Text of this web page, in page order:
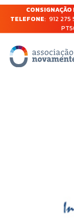
CONSIGNAÇÃO
TELEFONE: 912 275